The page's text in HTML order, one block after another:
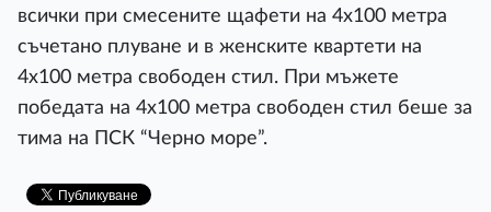
всички при смесените щафети на 4х100 метра
съчетано плуване и в женските квартети на
4х100 метра свободен стил. При мъжете
победата на 4х100 метра свободен стил беше за
тима на ПСК “Черно море”.